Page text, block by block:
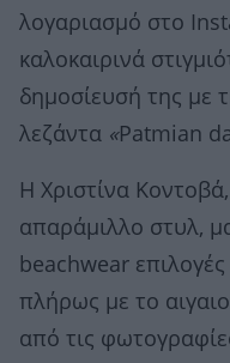
λογαριασμό στο
καλοκαιρινά
δημοσίευσή της με
λεζάντα «Patmian
Η Χριστίνα
απαράμιλλο στυλ,
beachwear
πλήρως με το
από τις